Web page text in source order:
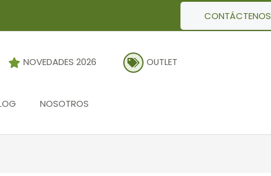
CONTÁCTENOS
NOVEDADES 2026 OUTLET
NOSOTROS